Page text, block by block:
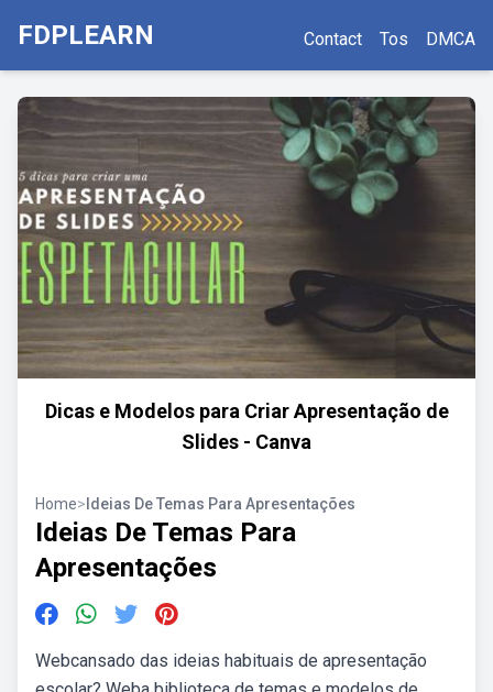
FDPLEARN Contact Tos DMCA
Dicas e Modelos para Criar Apresentação de
Slides - Canva
Home> Ideias De Temas Para Apresentações
Ideias De Temas Para
Apresentações
Webcansado das ideias habituais de apresentação